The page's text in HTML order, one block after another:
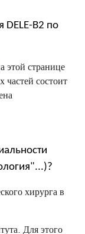
DELE-B2 по
этой странице
частей состоит
хирурга в
Для этого